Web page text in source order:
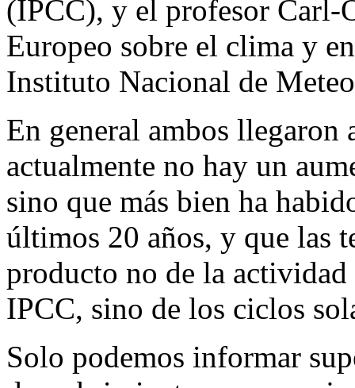
(IPCC), y el profesor Carl-
Europeo sobre el clima y
Instituto Nacional de
En general ambos llegaron
actualmente no hay un
sino que más bien ha
últimos 20 años, y que las
producto no de la
IPCC, sino de los ciclos
Solo podemos informar